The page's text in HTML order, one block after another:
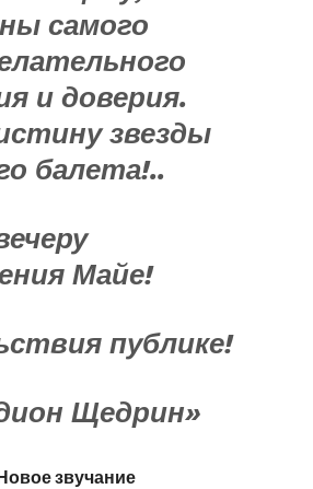
самого
и доверия.
звезды
балета!..
Майе!
публике!
Щедрин»
звучание